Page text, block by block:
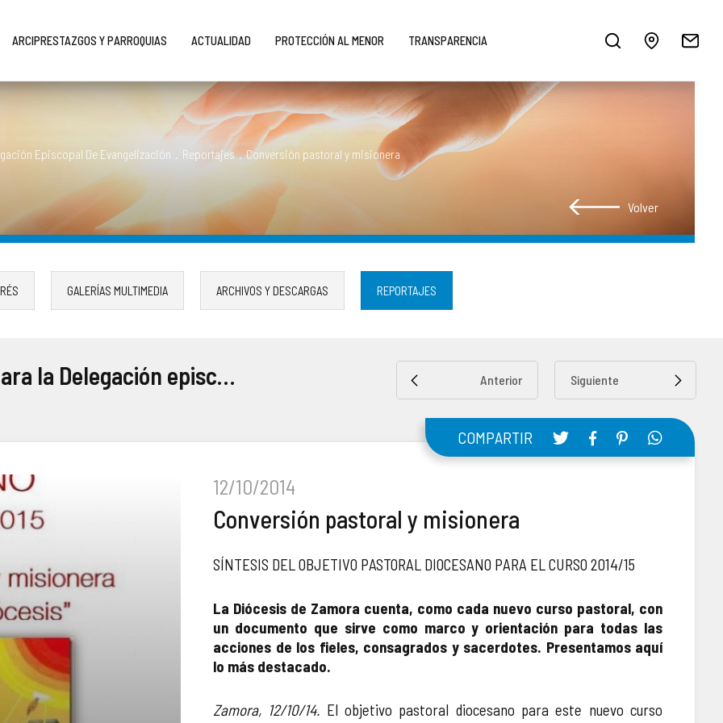
ARCIPRESTAZGOS Y PARROQUIAS ACTUALIDAD PROTECCIÓN AL MENOR TRANSPARENCIA
Episcopal De Evangelización . Reportajes . Conversión pastoral y misionera
Volver
GALERÍAS MULTIMEDIA ARCHIVOS Y DESCARGAS REPORTAJES
Reportajes de la Vicaría episcopal para la Delegación episcopal de Evangelización Anterior Siguiente
12/10/2014
COMPARTIR
Conversión pastoral y misionera
SÍNTESIS DEL OBJETIVO PASTORAL DIOCESANO PARA EL CURSO 2014/15
La Diócesis de Zamora cuenta, como cada nuevo curso pastoral, con
un documento que sirve como marco y orientación para todas las
acciones de los fieles, consagrados y sacerdotes. Presentamos aquí
lo más destacado.
Zamora, 12/10/14. El objetivo pastoral diocesano para este nuevo curso